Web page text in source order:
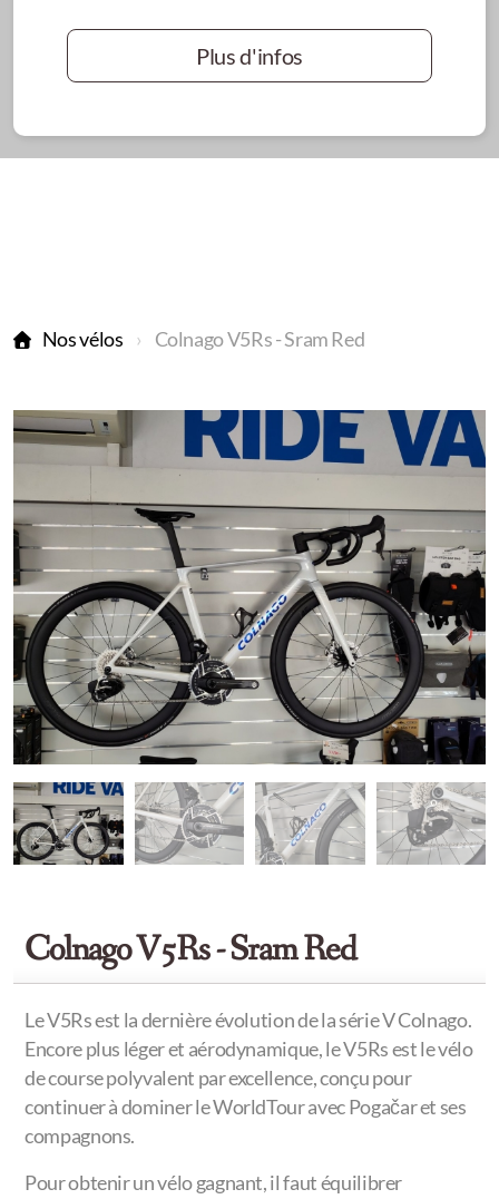
Plus d'infos
Nos vélos Colnago V5Rs - Sram Red
Colnago V5Rs - Sram Red
Le V5Rs est la dernière évolution de la série V Colnago.
Encore plus léger et aérodynamique, le V5Rs est le vélo
de course polyvalent par excellence, conçu pour
continuer à dominer le WorldTour avec Pogačar et ses
compagnons.
Pour obtenir un vélo gagnant, il faut équilibrer